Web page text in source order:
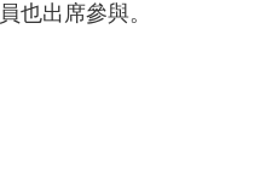
也出席參與。